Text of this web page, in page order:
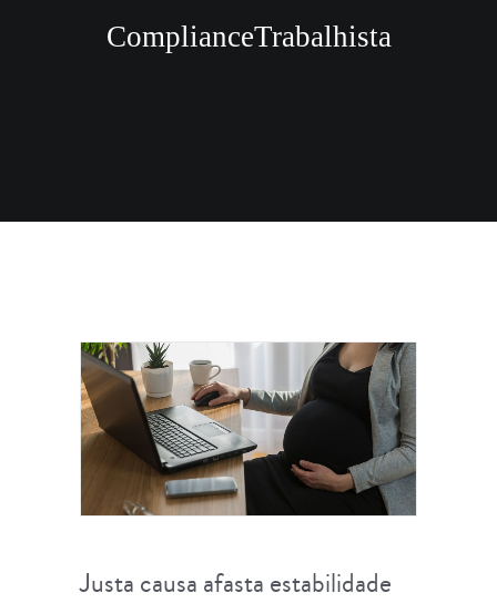
ComplianceTrabalhista
Justa causa afasta estabilidade